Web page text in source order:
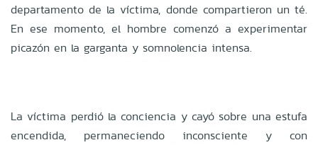
departamento de la víctima, donde compartieron un té.
En ese momento, el hombre comenzó a experimentar
picazón en la garganta y somnolencia intensa.
La víctima perdió la conciencia y cayó sobre una estufa
encendida, permaneciendo inconsciente y con